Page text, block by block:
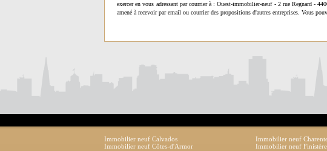
exercer en vous adressant par courrier à : Ouest-immobilier-neuf - 2 rue Regnard -
amené à recevoir par email ou courrier des propositions d'autres entreprises. Vous
Immobilier neuf Calvados
Immobilier neuf
Immobilier neuf Côtes-d'Armor
Immobilier neuf Finistère